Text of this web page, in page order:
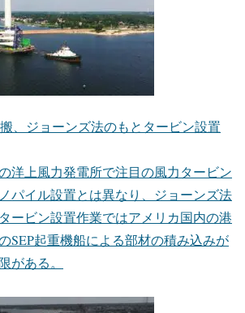
、ジョーンズ法のもとタービン設置
洋上風力発電所で注目の風力タービン
パイル設置とは異なり、ジョーンズ法
ービン設置作業ではアメリカ国内の港
SEP起重機船による部材の積み込みが
がある。